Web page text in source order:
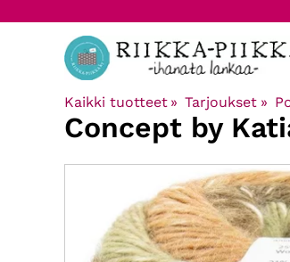
Kaikki tuotteet ‪» Tarjoukset ‪»
Concept by